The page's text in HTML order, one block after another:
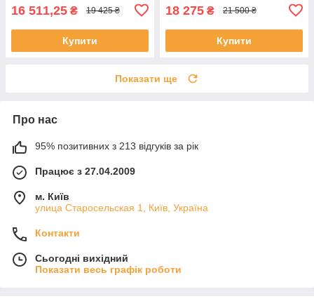
16 511,25 ₴ 19 425 ₴
Купити
18 275 ₴ 21 500 ₴
Купити
Показати ще
Про нас
95% позитивних з 213 відгуків за рік
Працює з 27.04.2009
м. Київ
улица Старосельская 1, Київ, Україна
Контакти
Сьогодні вихідний
Показати весь графік роботи